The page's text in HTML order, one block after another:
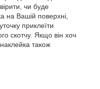
чи буде
на Вашій поверхні,
приклеїти
скотчу. Якщо він хоч
також